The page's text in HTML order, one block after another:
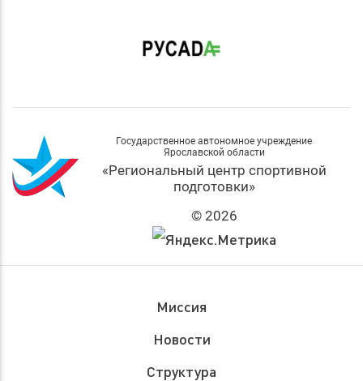
Государственное автономное учреждение
Ярославской области
«Региональный центр спортивной
подготовки»
© 2026
Миссия
Новости
Структура